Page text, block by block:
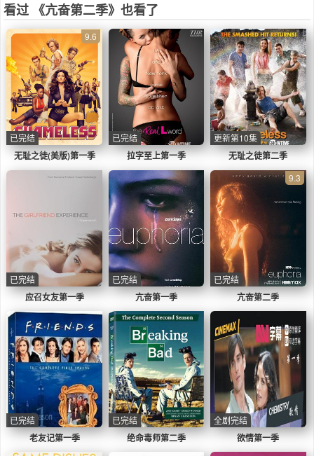
看过 《亢奋第二季》也看了
无耻之徒(美版)第一季
9.6
已完结
拉字至上第一季
已完结
无耻之徒第二季
更新第10集
应召女友第一季
已完结
亢奋第一季
已完结
亢奋第二季
9.3
已完结
老友记第一季
已完结
绝命毒师第二季
已完结
欲情第一季
全剧完结